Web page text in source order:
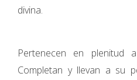
divina.
Pertenecen en plenitud
Completan y llevan a su